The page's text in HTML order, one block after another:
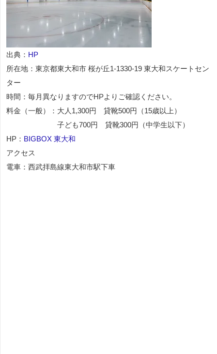
出典： HP
所在地：東京都東大和市 桜が丘1-1330-19 東大和スケートセン
ター
時間：毎月異なりますのでHPよりご確認ください。
料金（一般）：大人1,300円 貸靴500円（15歳以上）
子ども700円 貸靴300円（中学生以下）
HP： BIGBOX 東大和
アクセス
電車：西武拝島線東大和市駅下車